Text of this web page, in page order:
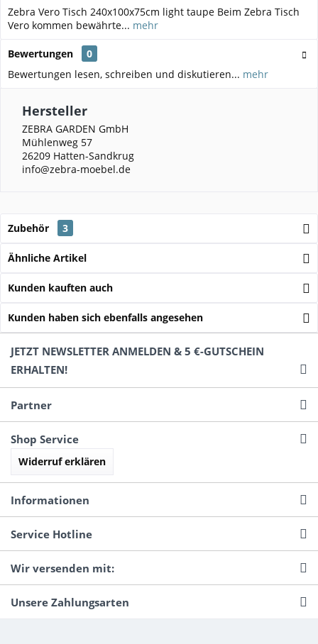
Zebra Vero Tisch 240x100x75cm light taupe Beim Zebra Tisch
Vero kommen bewährte... mehr
Bewertungen
0
Bewertungen lesen, schreiben und diskutieren... mehr
Hersteller
ZEBRA GARDEN GmbH
Mühlenweg 57
26209 Hatten-Sandkrug
info@zebra-moebel.de
Zubehör 3
Ähnliche Artikel
Kunden kauften auch
Kunden haben sich ebenfalls angesehen
JETZT NEWSLETTER ANMELDEN & 5 €-GUTSCHEIN
ERHALTEN!
Partner
Shop Service
Widerruf erklären
Informationen
Service Hotline
Wir versenden mit:
Unsere Zahlungsarten